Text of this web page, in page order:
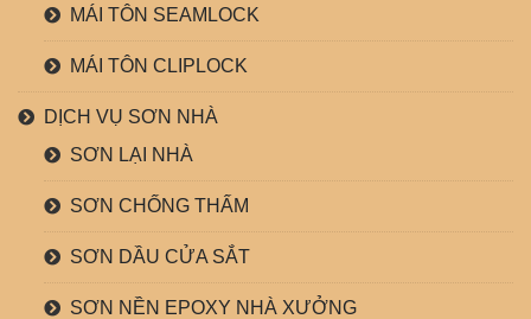
MÁI TÔN SEAMLOCK
MÁI TÔN CLIPLOCK
DỊCH VỤ SƠN NHÀ
SƠN LẠI NHÀ
SƠN CHỐNG THẤM
SƠN DẦU CỬA SẮT
SƠN NỀN EPOXY NHÀ XƯỞNG